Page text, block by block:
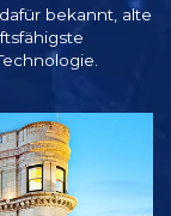
bekannt, alte